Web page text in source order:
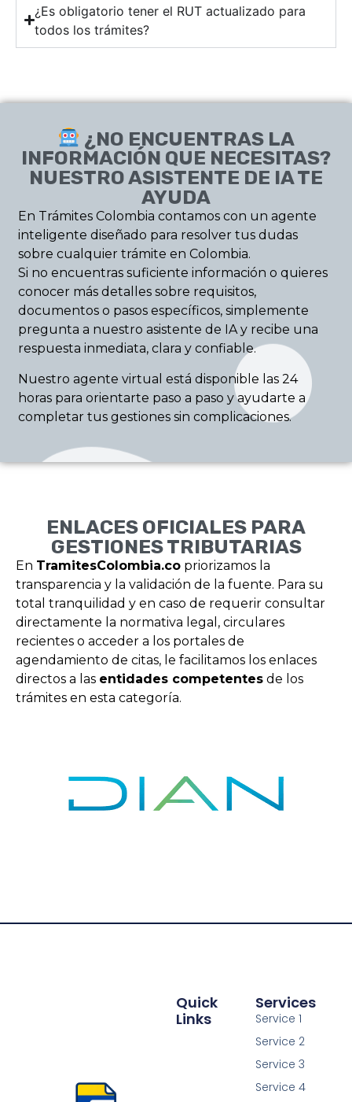
¿Es obligatorio tener el RUT actualizado para
todos los trámites?
¿NO ENCUENTRAS LA
INFORMACIÓN QUE NECESITAS?
NUESTRO ASISTENTE DE IA TE
AYUDA
En Trámites Colombia contamos con un agente
inteligente diseñado para resolver tus dudas
sobre cualquier trámite en Colombia.
Si no encuentras suficiente información o quieres
conocer más detalles sobre requisitos,
documentos o pasos específicos, simplemente
pregunta a nuestro asistente de IA y recibe una
respuesta inmediata, clara y confiable.
Nuestro agente virtual está disponible las 24
horas para orientarte paso a paso y ayudarte a
completar tus gestiones sin complicaciones.
ENLACES OFICIALES PARA
GESTIONES TRIBUTARIAS
En TramitesColombia.co priorizamos la
transparencia y la validación de la fuente. Para su
total tranquilidad y en caso de requerir consultar
directamente la normativa legal, circulares
recientes o acceder a los portales de
agendamiento de citas, le facilitamos los enlaces
directos a las entidades competentes de los
trámites en esta categoría.
Services
Service 1
Service 2
Service 3
Service 4
Quick
Links